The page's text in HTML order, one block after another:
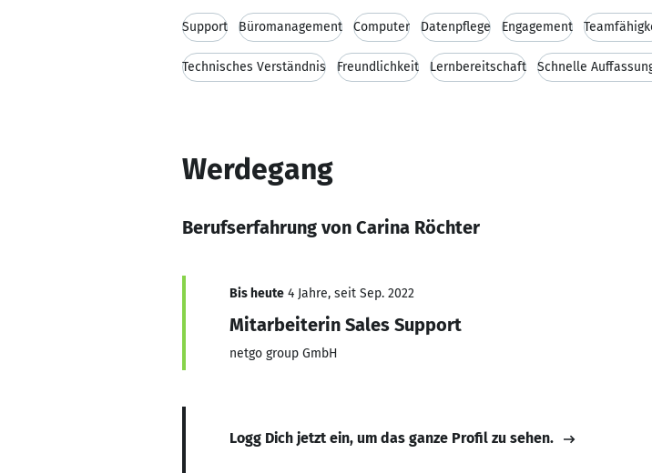
Support Büromanagement Computer Datenpflege Engagement
Technisches Verständnis Freundlichkeit Lernbereitschaft Schnelle
Werdegang
Berufserfahrung von Carina Röchter
Bis heute 4 Jahre, seit Sep. 2022
Mitarbeiterin Sales Support
netgo group GmbH
Logg Dich jetzt ein, um das ganze Profil zu sehen.